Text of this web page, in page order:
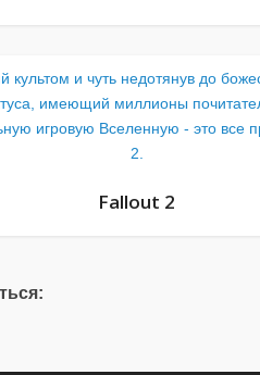
культом и чуть недотянув до
имеющий миллионы
игровую Вселенную - это все
2.
Fallout 2